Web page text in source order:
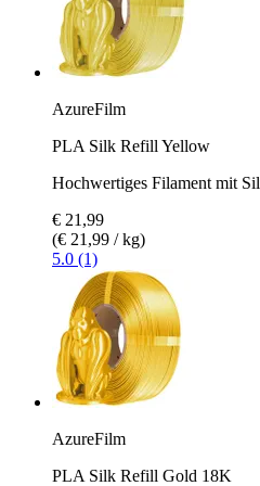
AzureFilm
PLA Silk Refill Yellow
Hochwertiges Filament mit
€ 21,99
(€ 21,99 / kg)
5.0 (1)
AzureFilm
PLA Silk Refill Gold 18K